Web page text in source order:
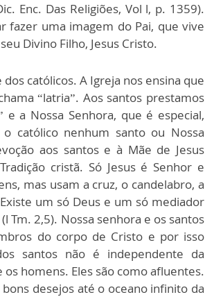
Enc. Das Religiões, Vol l, p. 1359).
fazer uma imagem do Pai, que vive
Divino Filho, Jesus Cristo.
católicos. A Igreja nos ensina que
“latria”. Aos santos prestamos
a Nossa Senhora, que é especial,
o católico nenhum santo ou Nossa
aos santos e à Mãe de Jesus
cristã. Só Jesus é Senhor e
mas usam a cruz, o candelabro, a
um só Deus e um só mediador
Tm. 2,5). Nossa senhora e os santos
do corpo de Cristo e por isso
santos não é independente da
homens. Eles são como afluentes.
desejos até o oceano infinito da